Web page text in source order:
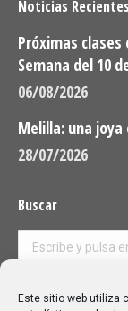
Este sitio web utiliza
Noticias Recientes
Próximas clases
Semana del 10
06/08/2026
Melilla: una
28/07/2026
Buscar
Buscar:
Aviso Legal|